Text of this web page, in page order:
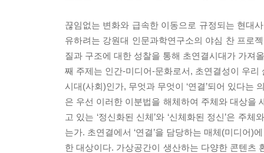
끊임없는 변화와 급속한 이동으로 규정되는 현대
유하려는 강원대 인문과학연구소의 야심 찬 프로
질과 구조에 대한 성찰을 통해 초연결시대가 가져
째 주제는 인간-미디어-문화로서, 초연결성이 우
시대(사회)인가, 무엇과 무엇이 ‘연결’되어 있다는
은 우선 이러한 이분법을 해체하여 주체와 대상을
고 있는 ‘정신화된 신체’와 ‘신체화된 정신’은 주
는가. 초연결에서 ‘연결’을 담당하는 매체(미디어
한 대상이다. 가상공간이 생산하는 다양한 콘텐츠